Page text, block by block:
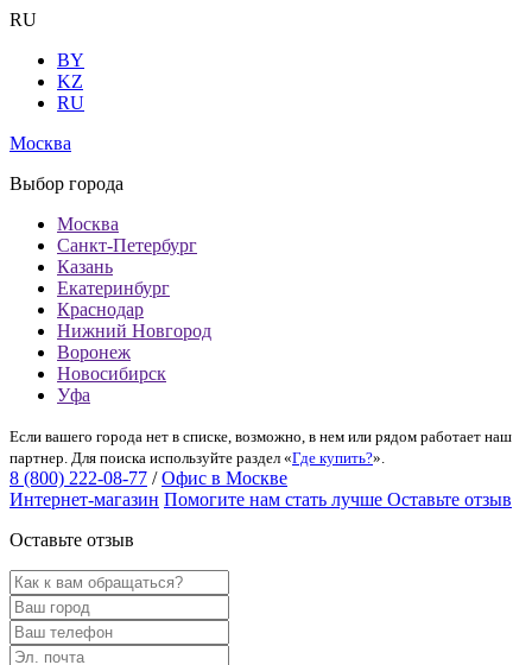
RU
BY
KZ
RU
Москва
Выбор города
Москва
Санкт-Петербург
Казань
Екатеринбург
Краснодар
Нижний Новгород
Воронеж
Новосибирск
Уфа
Если вашего города нет в списке, возможно, в нем или рядом работает наш
партнер. Для поиска используйте раздел «Где купить?».
8 (800) 222-08-77 / Офис в Москве
Интернет-магазин Помогите нам стать лучше Оставьте отзыв
Оставьте отзыв